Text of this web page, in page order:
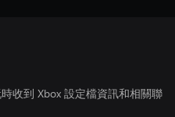
收到 Xbox 設定檔資訊和相關聯